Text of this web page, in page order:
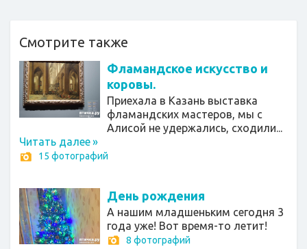
Смотрите также
Фламандское искусство и
коровы.
Приехала в Казань выставка
фламандских мастеров, мы с
Алисой не удержались, сходили...
Читать далее»
15 фотографий
День рождения
А нашим младшеньким сегодня 3
года уже! Вот время-то летит!
8 фотографий